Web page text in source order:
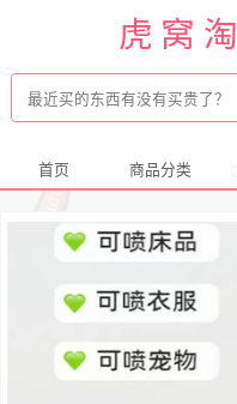
虎窝淘
首页 商品分类